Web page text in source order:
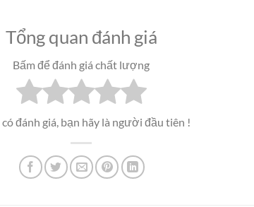
Tổng quan đánh giá
Bấm để đánh giá chất lượng
đánh giá, bạn hãy là người đầu tiên !